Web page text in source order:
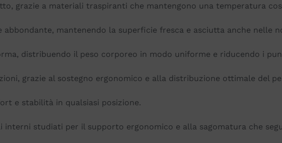
grazie a materiali traspiranti che mantengono una temperatura
mantenendo la superficie fresca e asciutta anche nelle
distribuendo il peso corporeo in modo uniforme e riducendo i
grazie al sostegno ergonomico e alla distribuzione ottimale del
e stabilità in qualsiasi posizione.
interni studiati per il supporto ergonomico e alla sagomatura che